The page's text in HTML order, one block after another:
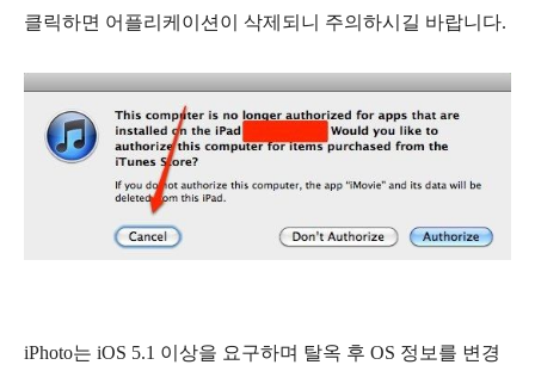
클릭하면 어플리케이션이 삭제되니 주의하시길 바랍니다.
iPhoto는 iOS 5.1 이상을 요구하며 탈옥 후 OS 정보를 변경